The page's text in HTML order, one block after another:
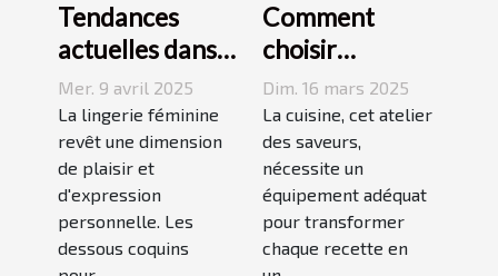
Tendances
actuelles dans
les dessous
coquins pour
femmes
Mer. 9 avril 2025
La lingerie féminine
revêt une dimension
de plaisir et
d'expression
personnelle. Les
dessous coquins
Comment
choisir
l'équipement
de cuisine idéal
pour vos
recettes
Dim. 16 mars 2025
La cuisine, cet atelier
des saveurs,
nécessite un
équipement adéquat
pour transformer
chaque recette en